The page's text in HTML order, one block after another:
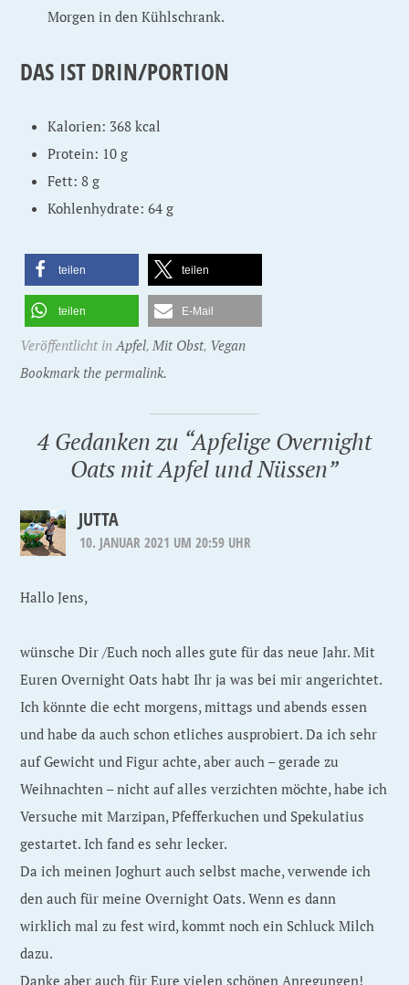
Morgen in den Kühlschrank.
DAS IST DRIN/PORTION
Kalorien: 368 kcal
Protein: 10 g
Fett: 8 g
Kohlenhydrate: 64 g
teilen teilen
teilen E-Mail
Veröffentlicht in Apfel, Mit Obst, Vegan
Bookmark the permalink.
4 Gedanken zu “Apfelige Overnight
Oats mit Apfel und Nüssen”
JUTTA
10. JANUAR 2021 UM 20:59 UHR
Hallo Jens,
wünsche Dir /Euch noch alles gute für das neue Jahr. Mit
Euren Overnight Oats habt Ihr ja was bei mir angerichtet.
Ich könnte die echt morgens, mittags und abends essen
und habe da auch schon etliches ausprobiert. Da ich sehr
auf Gewicht und Figur achte, aber auch – gerade zu
Weihnachten – nicht auf alles verzichten möchte, habe ich
Versuche mit Marzipan, Pfefferkuchen und Spekulatius
gestartet. Ich fand es sehr lecker.
Da ich meinen Joghurt auch selbst mache, verwende ich
den auch für meine Overnight Oats. Wenn es dann
wirklich mal zu fest wird, kommt noch ein Schluck Milch
dazu.
Danke aber auch für Eure vielen schönen Anregungen!